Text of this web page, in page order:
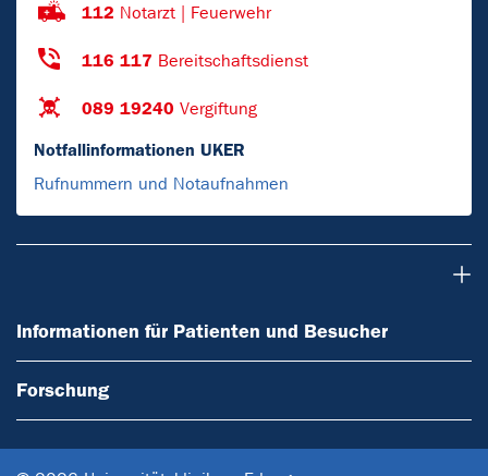
112 Notarzt | Feuerwehr
116 117 Bereitschaftsdienst
089 19240 Vergiftung
Notfallinformationen UKER
Rufnummern und Notaufnahmen
Informationen für Patienten und Besucher
Forschung